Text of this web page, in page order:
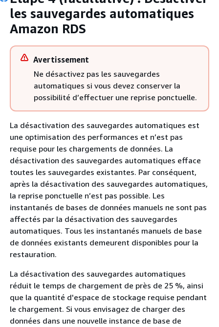
les sauvegardes automatiques
Amazon RDS
Avertissement
Ne désactivez pas les sauvegardes
automatiques si vous devez conserver la
possibilité d’effectuer une reprise ponctuelle.
La désactivation des sauvegardes automatiques est
une optimisation des performances et n’est pas
requise pour les chargements de données. La
désactivation des sauvegardes automatiques efface
toutes les sauvegardes existantes. Par conséquent,
après la désactivation des sauvegardes automatiques,
la reprise ponctuelle n’est pas possible. Les
instantanés de bases de données manuels ne sont pas
affectés par la désactivation des sauvegardes
automatiques. Tous les instantanés manuels de base
de données existants demeurent disponibles pour la
restauration.
La désactivation des sauvegardes automatiques
réduit le temps de chargement de près de 25 %, ainsi
que la quantité d'espace de stockage requise pendant
le chargement. Si vous envisagez de charger des
données dans une nouvelle instance de base de